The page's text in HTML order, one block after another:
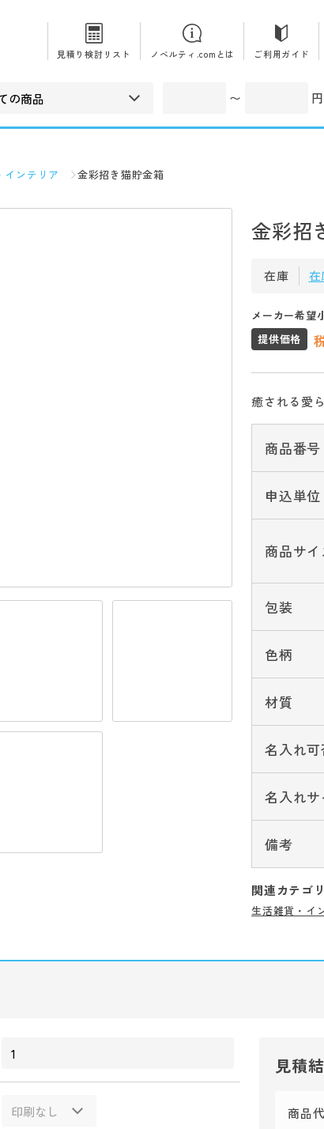
見積り検討リスト
ノベルティ.comとは ご利用ガイド
〜 円
インテリア 金彩招き猫貯金箱
金彩招
在庫
メーカー希望
提供価格
癒される愛
商品番号
申込単位
商品サ
包装
色柄
材質
名入れ
名入れ
備考
関連カテゴ
生活雑貨・イ
見積
商品